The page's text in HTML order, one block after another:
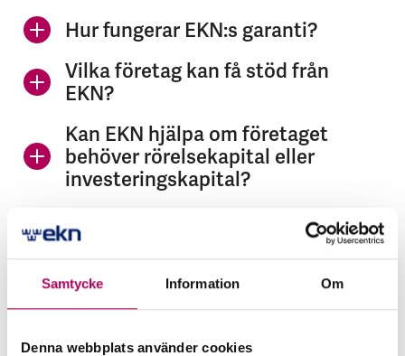
Samtycke Information Om
Denna webbplats använder cookies
Hur fungerar EKN:s garanti?
Vilka företag kan få stöd från
EKN?
Kan EKN hjälpa om företaget
behöver rörelsekapital eller
investeringskapital?
Kan EKN hjälpa till när kunden
begär förskottsgaranti?
Kostar det något att kontakta
EKN?